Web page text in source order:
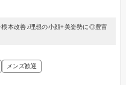
本改善♪理想の小顔+美姿勢に◎豊富
メンズ歓迎